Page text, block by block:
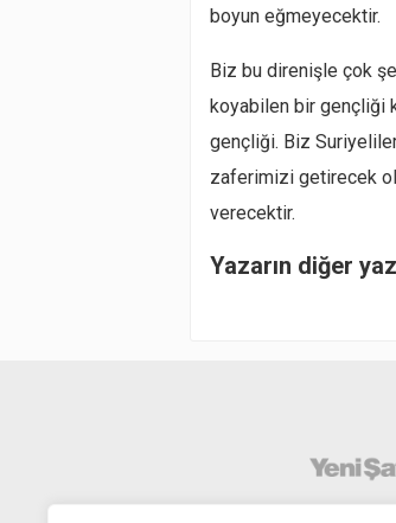
boyun eğmeyecektir.
Biz bu direnişle çok
koyabilen bir gençliği
gençliği. Biz
zaferimizi getirecek
verecektir.
Yazarın diğer